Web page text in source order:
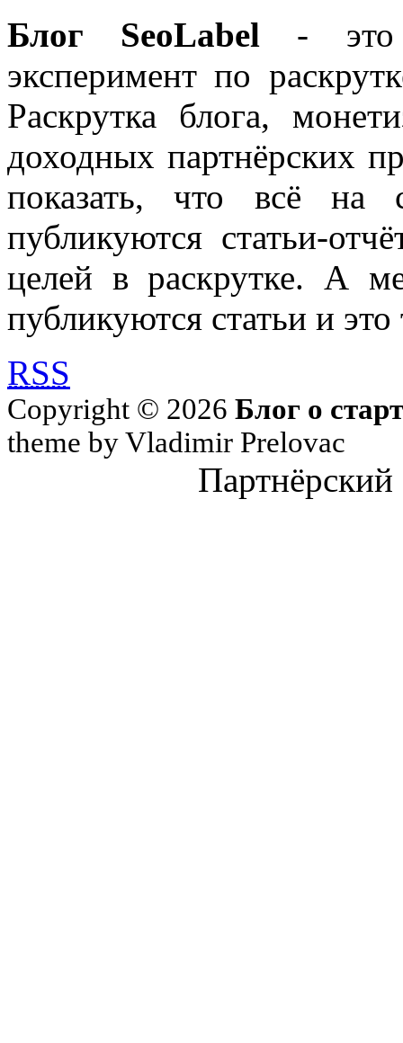
Блог SeoLabel - это
эксперимент по
Раскрутка блога,
доходных партнёрских
показать, что всё на
публикуются статьи-
целей в раскрутке. А
публикуются статьи и
RSS
Copyright © 2026 Блог о
theme by Vladimir Prelovac